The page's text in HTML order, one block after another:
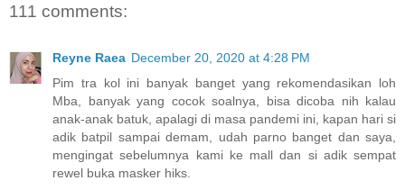
111 comments:
Reyne Raea December 20, 2020 at 4:28 PM
Pim tra kol ini banyak banget yang rekomendasikan loh
Mba, banyak yang cocok soalnya, bisa dicoba nih kalau
anak-anak batuk, apalagi di masa pandemi ini, kapan hari si
adik batpil sampai demam, udah parno banget dan saya,
mengingat sebelumnya kami ke mall dan si adik sempat
rewel buka masker hiks.